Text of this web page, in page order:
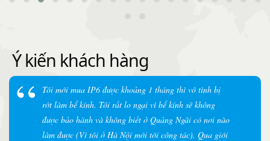
Ý kiến khách hàng
Tôi mới mua IP6 được khoảng 1 tháng thì vô tình bị
rớt làm bể kính. Tôi rất lo ngại vì bể kính sẽ không
được bảo hành và không biết ở Quảng Ngãi có nơi nào
làm được (Vì tôi ở Hà Nội mới tới công tác). Qua giới